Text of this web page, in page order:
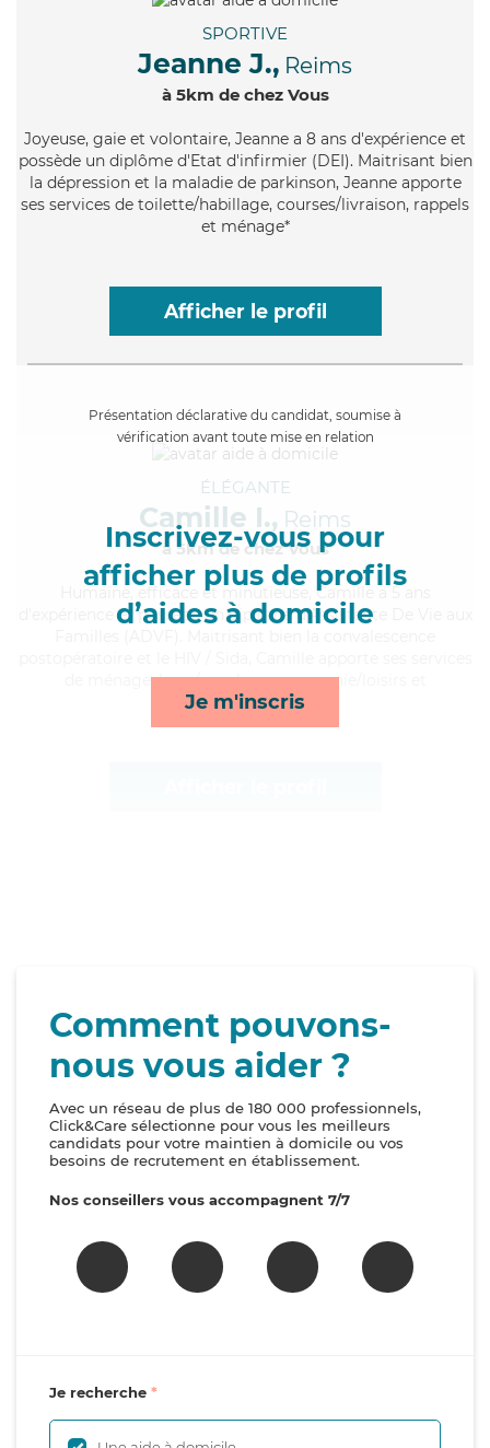
SPORTIVE
Jeanne J., Reims
à 5km de chez Vous
Joyeuse, gaie et volontaire, Jeanne a 8 ans d'expérience et
possède un diplôme d'Etat d'infirmier (DEI). Maitrisant bien
la dépression et la maladie de parkinson, Jeanne apporte
ses services de toilette/habillage, courses/livraison, rappels
et ménage*
Afficher le profil
Présentation déclarative du candidat, soumise à
vérification avant toute mise en relation
Inscrivez-vous pour
afficher plus de profils
d’aides à domicile
Je m'inscris
ÉLÉGANTE
Camille I., Reims
à 5km de chez Vous
, efficace et minutieuse, Camille a 5 ans
d'expérience et possède un diplôme d'Assistante De Vie aux
de ménage, lever/coucher, compagnie/loisirs et
surveillance de nuit*
Comment pouvons-
nous vous aider ?
Avec un réseau de plus de 180 000 professionnels,
Click&Care sélectionne pour vous les meilleurs
candidats pour votre maintien à domicile ou vos
besoins de recrutement en établissement.
Nos conseillers vous accompagnent 7/7
Je recherche